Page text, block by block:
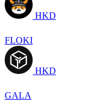
HKD
FLOKI
HKD
GALA